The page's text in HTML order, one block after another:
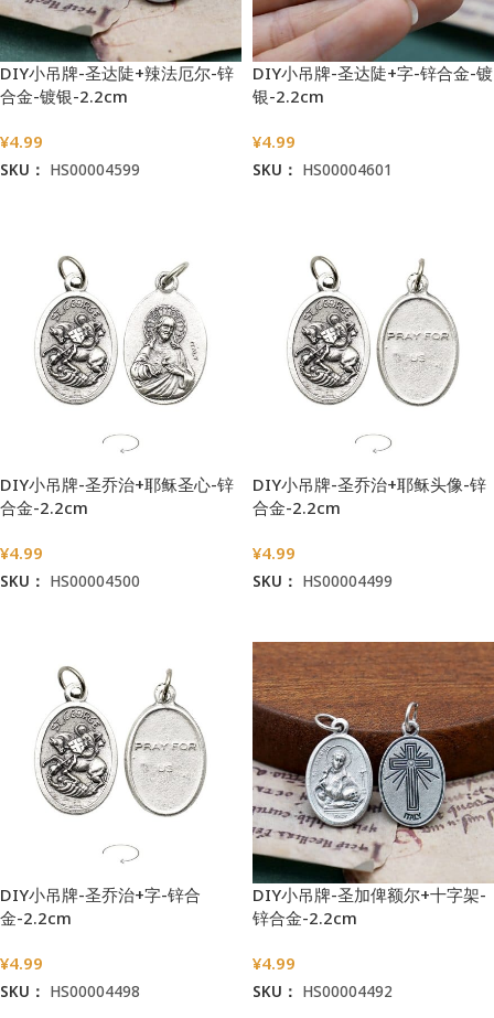
DIY小吊牌-圣达陡+辣法厄尔-锌
合金-镀银-2.2cm
¥4.99
SKU： HS00004599
DIY小吊牌-圣达陡+字-锌合金-镀
银-2.2cm
¥4.99
SKU： HS00004601
DIY小吊牌-圣乔治+耶稣圣心-锌
合金-2.2cm
¥4.99
SKU： HS00004500
DIY小吊牌-圣乔治+耶稣头像-锌
合金-2.2cm
¥4.99
SKU： HS00004499
DIY小吊牌-圣乔治+字-锌合
金-2.2cm
¥4.99
SKU： HS00004498
DIY小吊牌-圣加俾额尔+十字架-
锌合金-2.2cm
¥4.99
SKU： HS00004492